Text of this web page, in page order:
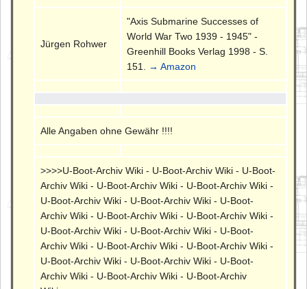
Jürgen Rohwer
"Axis Submarine Successes of
World War Two 1939 - 1945" -
Greenhill Books Verlag 1998 - S.
151.
→ Amazon
Alle Angaben ohne Gewähr !!!!
>>>>U-Boot-Archiv Wiki - U-Boot-Archiv Wiki - U-Boot-
Archiv Wiki - U-Boot-Archiv Wiki - U-Boot-Archiv Wiki -
U-Boot-Archiv Wiki - U-Boot-Archiv Wiki - U-Boot-
Archiv Wiki - U-Boot-Archiv Wiki - U-Boot-Archiv Wiki -
U-Boot-Archiv Wiki - U-Boot-Archiv Wiki - U-Boot-
Archiv Wiki - U-Boot-Archiv Wiki - U-Boot-Archiv Wiki -
U-Boot-Archiv Wiki - U-Boot-Archiv Wiki - U-Boot-
Archiv Wiki - U-Boot-Archiv Wiki - U-Boot-Archiv